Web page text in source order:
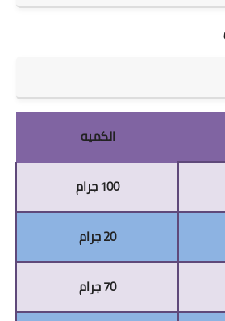
الكميه
100 جرام
20 جرام
70 جرام